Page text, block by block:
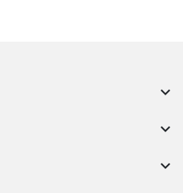


